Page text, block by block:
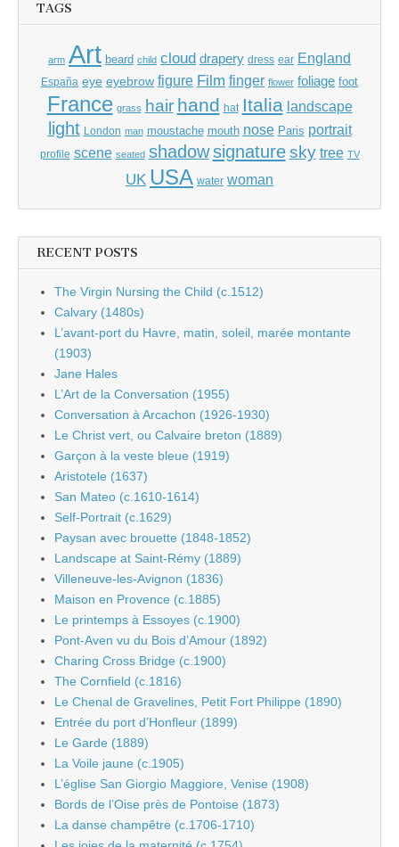
TAGS
arm Art beard child cloud drapery dress ear England
España eye eyebrow figure Film finger flower foliage foot
France grass hair hand hat Italia landscape
light London man moustache mouth nose Paris portrait
profile scene seated shadow signature sky tree TV
UK USA water woman
RECENT POSTS
The Virgin Nursing the Child (c.1512)
Calvary (1480s)
L’avant-port du Havre, matin, soleil, marée montante
(1903)
Jane Hales
L’Art de la Conversation (1955)
Conversation à Arcachon (1926-1930)
Le Christ vert, ou Calvaire breton (1889)
Garçon à la veste bleue (1919)
Aristotele (1637)
San Mateo (c.1610-1614)
Self-Portrait (c.1629)
Paysan avec brouette (1848-1852)
Landscape at Saint-Rémy (1889)
Villeneuve-les-Avignon (1836)
Maison en Provence (c.1885)
Le printemps à Essoyes (c.1900)
Pont-Aven vu du Bois d’Amour (1892)
Charing Cross Bridge (c.1900)
The Cornfield (c.1816)
Le Chenal de Gravelines, Petit Fort Philippe (1890)
Entrée du port d’Honfleur (1899)
Le Garde (1889)
La Voile jaune (c.1905)
L’église San Giorgio Maggiore, Venise (1908)
Bords de l’Oise près de Pontoise (1873)
La danse champêtre (c.1706-1710)